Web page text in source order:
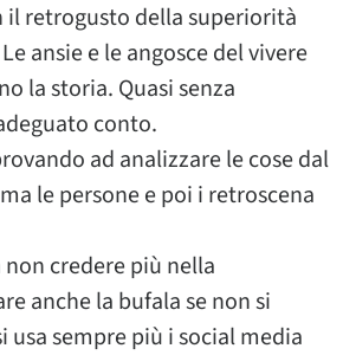
il retrogusto della superiorità
ansie e le angosce del vivere
la storia. Quasi senza
conto.
ad analizzare le cose dal
le persone e poi i retroscena
credere più nella
anche la bufala se non si
sempre più i social media